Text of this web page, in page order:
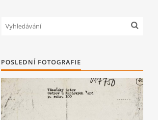
POSLEDNÍ FOTOGRAFIE